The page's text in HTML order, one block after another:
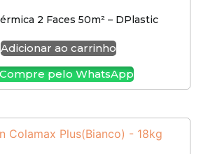
2 Faces 50m² – DPlastic
Adicionar ao carrinho
pelo WhatsApp